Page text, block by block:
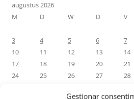
Gestionar
augustus 2026
M
D W D V
3
4 5 6 7
10
11 12 13 14
17
18 19 20 21
24
25 26 27 28